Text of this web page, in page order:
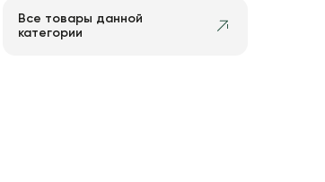
Все товары данной
категории